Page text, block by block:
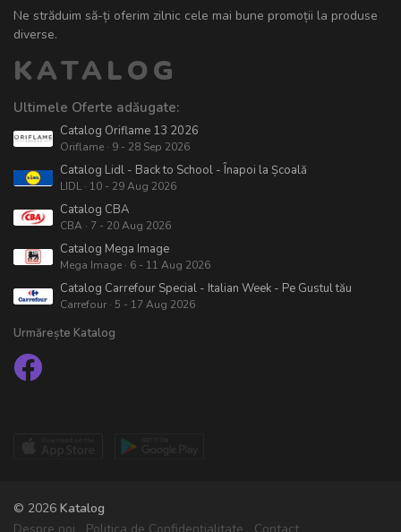
Ne străduim să-ți oferim zilnic cele mai bune promoții la produse
diverse.
KATALOG
Ultimele Oferte adăugate:
Catalog Oriflame 13 2026
Oriflame · 9 - 28 Sep 2026
Catalog Lidl - Back to School - Înapoi la Școală
LIDL · 10 - 29 Aug 2026
Catalog CBA
CBA · 7 - 20 Aug 2026
Catalog Mega Image
Mega Image · 6 - 11 Aug 2026
Catalog Carrefour Special - Italian Week - Pe Gustul tău
Carrefour · 5 - 17 Aug 2026
Urmărește Katalog
© 2026 Katalog